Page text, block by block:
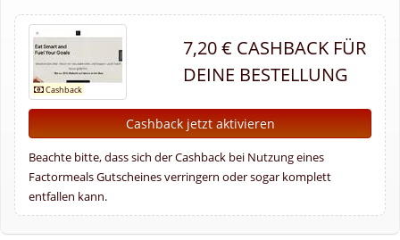
7,20 € CASHBACK FÜR
DEINE BESTELLUNG
Cashback jetzt aktivieren
Beachte bitte, dass sich der Cashback bei Nutzung eines
Factormeals Gutscheines verringern oder sogar komplett
entfallen kann.